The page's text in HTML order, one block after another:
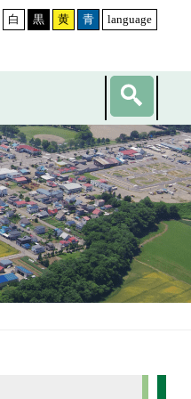
白 黒 黄 青 language